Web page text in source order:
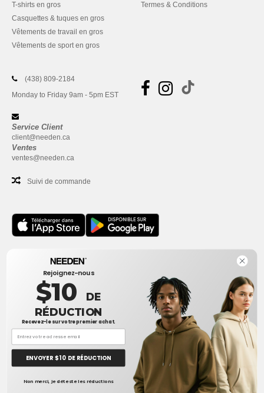
T-shirts en gros
Casquettes & tuques en gros
Vêtements de travail en gros
Vêtements de sport en gros
Termes & Conditions
(438) 809-2184
Monday to Friday 9am - 5pm EST
Service Client
client@needen.ca
Ventes
ventes@needen.ca
Suivi de commande
Bureau
One Dundas Street West Suite 2500
Toronto, Ontario, M5G 1Z3
Ceci n'est PAS l'adresse de retour. Pour les retours, voir ici
Bureau
1300 rue Sherbrooke Ouest #400
Montreal, Quebec, H3G 1H9
Ceci n'est PAS l'adresse de retour. Pour les retours, voir ici
Bonjour
Si vous avez des questions ou des
Rejoignez-nous
$10 DE
RÉDUCTION
Recevez-le sur votre premier achat.
ENVOYER $ 10 DE RÉDUCTION
Non merci, je déteste les réductions